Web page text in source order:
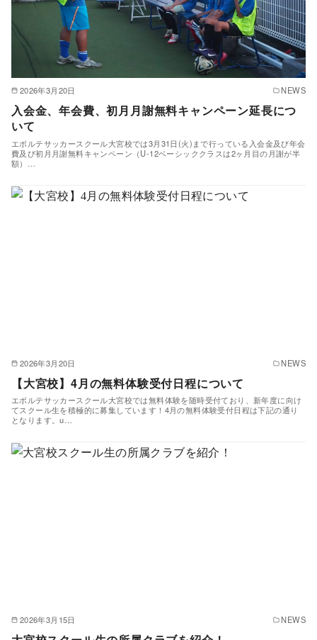
2026年3月20日 NEWS
入会金、年会費、初月月謝無料キャンペーン延長につ
いて
エボルテサッカースクール大宮校では3月31日(火)まで行っている入会金及び年会
費及び初月月謝無料キャンペーン（U-12ベーシッククラスは2ヶ月目の月謝が半
額）…
2026年3月20日 NEWS
【大宮校】4月の無料体験受付日程について
エボルテサッカースクール大宮校では無料体験を随時受付ており、新年度に向け
てスクール生を積極的に募集しています！4月の無料体験受付日程は下記の通り
となります。u…
2026年3月15日 NEWS